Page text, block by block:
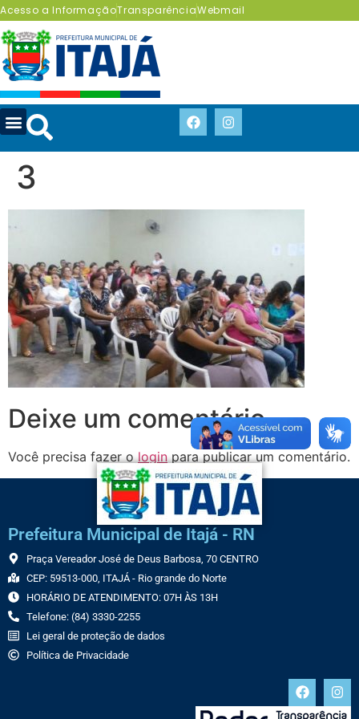
Acesso a InformaçãoTransparênciaWebmail
3
Deixe um comentário
Você precisa fazer ologinpara publicar um comentário.
Prefeitura Municipal de Itajá - RN
Praça Vereador José de Deus Barbosa, 70 CENTRO
CEP: 59513-000, ITAJÁ - Rio grande do Norte
HORÁRIO DE ATENDIMENTO: 07H ÀS 13H
Telefone: (84) 3330-2255
Lei geral de proteção de dados
Política de Privacidade